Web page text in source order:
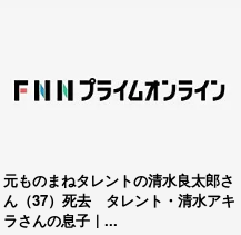
元ものまねタレントの清水良太郎さ
ん（37）死去 タレント・清水アキ
ラさんの息子｜...